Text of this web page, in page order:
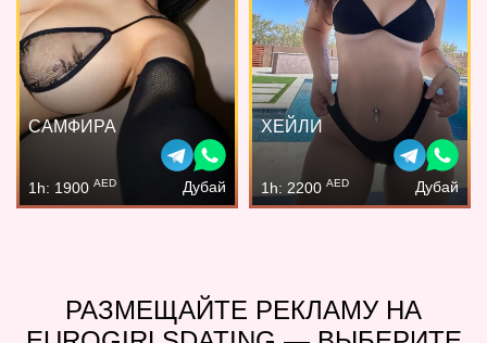
САМФИРА
1h: 1900 AED Дубай
ХЕЙЛИ
1h: 2200 AED Дубай
РАЗМЕЩАЙТЕ РЕКЛАМУ НА